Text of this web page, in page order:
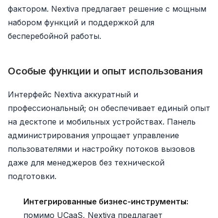
фактором. Nextiva предлагает решение с мощным
набором функций и поддержкой для
бесперебойной работы.
Особые функции и опыт использования
Интерфейс Nextiva аккуратный и
профессиональный; он обеспечивает единый опыт
на десктопе и мобильных устройствах. Панель
администрирования упрощает управление
пользователями и настройку потоков вызовов
даже для менеджеров без технической
подготовки.
Интегрированные бизнес‑инструменты:
помимо UCaaS, Nextiva предлагает